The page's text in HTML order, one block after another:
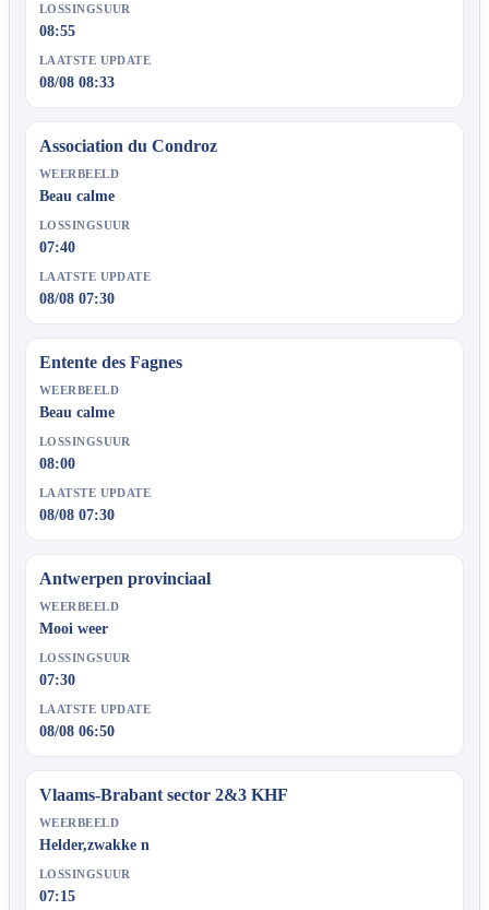
LOSSINGSUUR
08:55
LAATSTE UPDATE
08/08 08:33
Association du Condroz
WEERBEELD
Beau calme
LOSSINGSUUR
07:40
LAATSTE UPDATE
08/08 07:30
Entente des Fagnes
WEERBEELD
Beau calme
LOSSINGSUUR
08:00
LAATSTE UPDATE
08/08 07:30
Antwerpen provinciaal
WEERBEELD
Mooi weer
LOSSINGSUUR
07:30
LAATSTE UPDATE
08/08 06:50
Vlaams-Brabant sector 2&3 KHF
WEERBEELD
Helder,zwakke n
LOSSINGSUUR
07:15